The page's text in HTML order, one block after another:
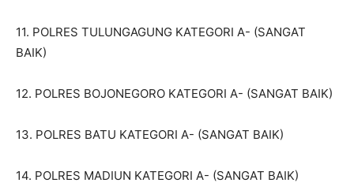
11. POLRES TULUNGAGUNG KATEGORI A- (SANGAT
BAIK)
12. POLRES BOJONEGORO KATEGORI A- (SANGAT BAIK)
13. POLRES BATU KATEGORI A- (SANGAT BAIK)
14. POLRES MADIUN KATEGORI A- (SANGAT BAIK)